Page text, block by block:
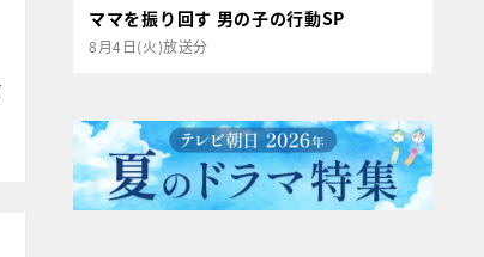
ママを振り回す 男の子の行動SP
8月4日(火)放送分